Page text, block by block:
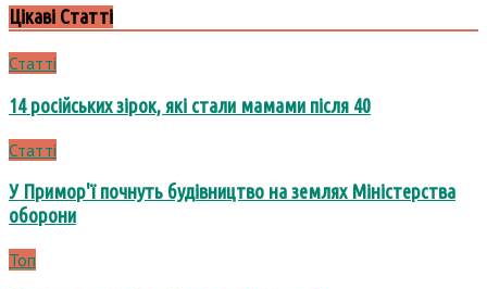
Цікаві Статті
Статті
14 російських зірок, які стали мамами після 40
Статті
У Примор'ї почнуть будівництво на землях Міністерства
оборони
Топ